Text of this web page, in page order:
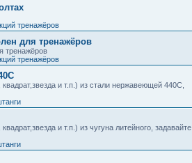
тренажёров
для тренажёров
тренажёров
тренажёров
и т.п.) из стали нержавеющей 440С,
и т.п.) из чугуна литейного, задавайте